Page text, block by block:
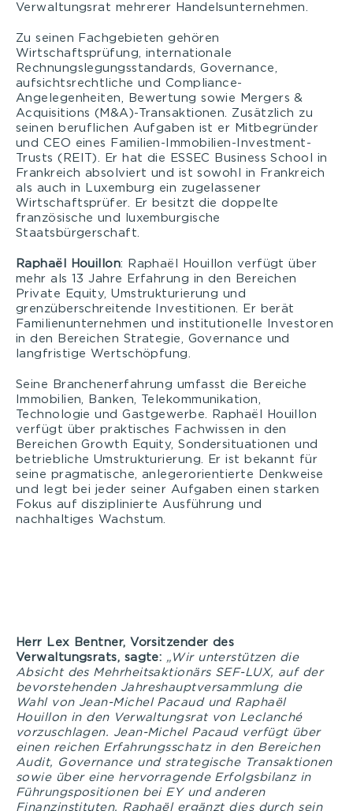
Verwaltungsrat mehrerer Handelsunternehmen.
Zu seinen Fachgebieten gehören
Wirtschaftsprüfung, internationale
Rechnungslegungsstandards, Governance,
aufsichtsrechtliche und Compliance-
Angelegenheiten, Bewertung sowie Mergers &
Acquisitions (M&A)-Transaktionen. Zusätzlich zu
seinen beruflichen Aufgaben ist er Mitbegründer
und CEO eines Familien-Immobilien-Investment-
Trusts (REIT). Er hat die ESSEC Business School in
Frankreich absolviert und ist sowohl in Frankreich
als auch in Luxemburg ein zugelassener
Wirtschaftsprüfer. Er besitzt die doppelte
französische und luxemburgische
Staatsbürgerschaft.
Raphaël Houillon: Raphaël Houillon verfügt über
mehr als 13 Jahre Erfahrung in den Bereichen
Private Equity, Umstrukturierung und
grenzüberschreitende Investitionen. Er berät
Familienunternehmen und institutionelle Investoren
in den Bereichen Strategie, Governance und
langfristige Wertschöpfung.
Seine Branchenerfahrung umfasst die Bereiche
Immobilien, Banken, Telekommunikation,
Technologie und Gastgewerbe. Raphaël Houillon
verfügt über praktisches Fachwissen in den
Bereichen Growth Equity, Sondersituationen und
betriebliche Umstrukturierung. Er ist bekannt für
seine pragmatische, anlegerorientierte Denkweise
und legt bei jeder seiner Aufgaben einen starken
Fokus auf disziplinierte Ausführung und
nachhaltiges Wachstum.
Herr Lex Bentner, Vorsitzender des
Verwaltungsrats, sagte: „ Wir unterstützen die
Absicht des Mehrheitsaktionärs SEF-LUX, auf der
bevorstehenden Jahreshauptversammlung die
Wahl von Jean-Michel Pacaud und Raphaël
Houillon in den Verwaltungsrat von Leclanché
vorzuschlagen. Jean-Michel Pacaud verfügt über
einen reichen Erfahrungsschatz in den Bereichen
Audit, Governance und strategische Transaktionen
sowie über eine hervorragende Erfolgsbilanz in
Führungspositionen bei EY und anderen
Finanzinstituten. Raphaël ergänzt dies durch sein